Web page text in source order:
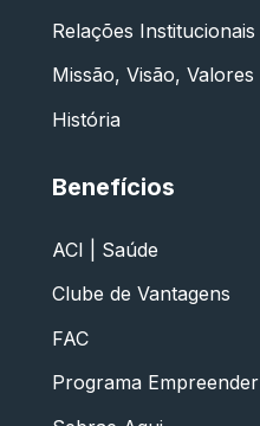
Relações Institucionais
Missão, Visão, Valores
História
Benefícios
ACI | Saúde
Clube de Vantagens
FAC
Programa Empreender